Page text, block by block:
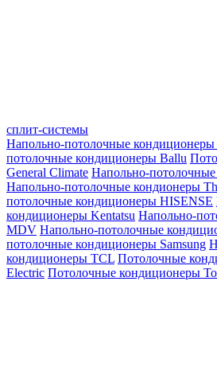
сплит-системы
Напольно-потолочные кондиционеры
потолочные кондиционеры Ballu
General Climate Напольно-
Напольно-потолочные кондионеры
потолочные кондиционеры HISENSE
кондиционеры Kentatsu Напольно-
MDV Напольно-потолочные
потолочные кондиционеры Samsung
кондиционеры TCL Потолочные
Electric Потолочные кондиционеры